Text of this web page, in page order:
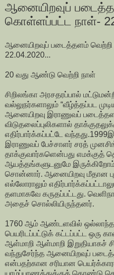
ஆனையிறவுப்
கொள்ளப்பட்ட நாள்-
ஆனையிறவுப் படைத்தளம்
22.04.2020...
20 வது ஆண்டு வெற்றி நாள்
சிறிலங்கா அரசதரப்பால்
வல்லுநர்களாலும் “வீழ்த்தப்பட
ஆனையிறவு இராணுவப்
விடுதலைப்புலிகளால்
எதிர்பார்க்கப்பட்டே
இராணுவப் பேச்சாளர் சரத்
தாக்குவார்களென்பது எமக்குத்
ஆயத்தங்களுடனுமே
சொன்னார். ஆனையிறவு மீதான
எல்லோராலும்
தளமாகவே கருதப்பட்டது.
அதைச் சொல்லியிருந்தனர்.
1760 ஆம் ஆண்டளவில்
பெயரிடப்பட்டுக் கட்டப்பட்ட ஒரு
ஆள்மாறி ஆள்மாறி இறுதியாகச்
வந்துசேர்ந்த ஆனையிறவுப்
என்பதற்கான சரியான